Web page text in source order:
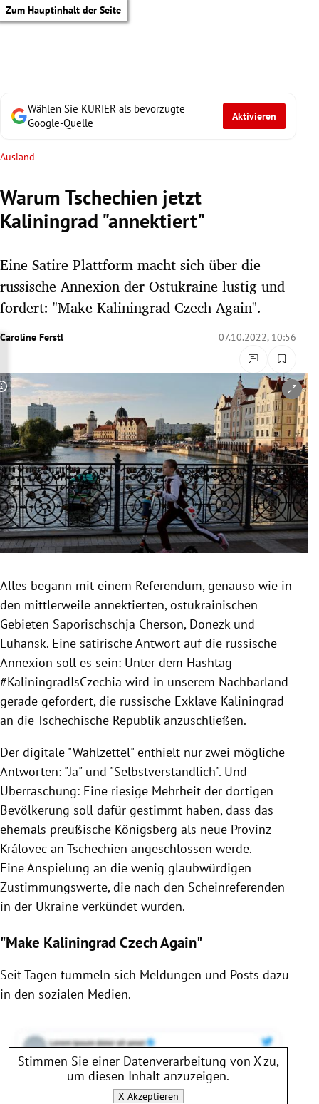
Zum Hauptinhalt der Seite
Untermenü
Untermenü
Untermenü
Untermenü
Untermenü
Untermenü
Untermenü
Untermenü
Wählen Sie KURIER als bevorzugte
Google-Quelle
Aktivieren
Ausland
Warum Tschechien jetzt
Kaliningrad "annektiert"
Eine Satire-Plattform macht sich über die
russische Annexion der Ostukraine lustig und
fordert: "Make Kaliningrad Czech Again".
Caroline Ferstl 07.10.2022, 10:56
Copyright-Hinweis öffnen/schließen
Alles begann mit einem Referendum, genauso wie in
den mittlerweile annektierten, ostukrainischen
Gebieten Saporischschja Cherson, Donezk und
Luhansk. Eine satirische Antwort auf die russische
Annexion soll es sein: Unter dem Hashtag
#KaliningradIsCzechia wird in unserem Nachbarland
gerade gefordert, die russische Exklave Kaliningrad
an die Tschechische Republik anzuschließen.
Der digitale "Wahlzettel" enthielt nur zwei mögliche
Antworten: "Ja" und "Selbstverständlich". Und
Überraschung: Eine riesige Mehrheit der dortigen
Bevölkerung soll dafür gestimmt haben, dass das
ehemals preußische Königsberg als neue Provinz
Královec an Tschechien angeschlossen werde.
EineAnspielung an die wenig glaubwürdigen
Zustimmungswerte, die nach den Scheinreferenden
in der Ukraine verkündet wurden.
"Make Kaliningrad Czech Again"
Seit Tagen tummeln sich Meldungen und Posts dazu
in den sozialen Medien.
Stimmen Sie einer Datenverarbeitung von Xzu,
um diesen Inhalt anzuzeigen.
X Akzeptieren